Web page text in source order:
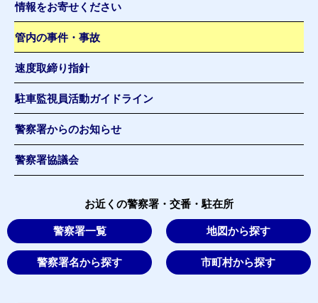
情報をお寄せください
管内の事件・事故
速度取締り指針
駐車監視員活動ガイドライン
警察署からのお知らせ
警察署協議会
お近くの警察署・交番・駐在所
警察署一覧 地図から探す
警察署名から探す 市町村から探す